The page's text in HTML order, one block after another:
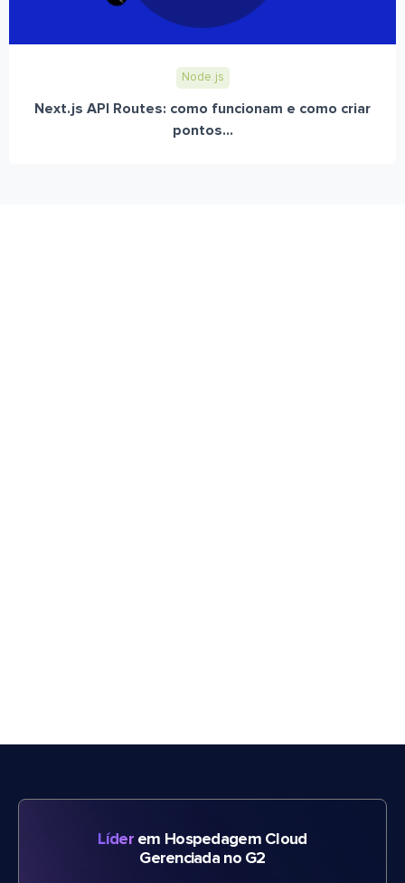
Node.js
Next.js API Routes: como funcionam e como criar
pontos...
Líderem Hospedagem Cloud
Gerenciada no G2